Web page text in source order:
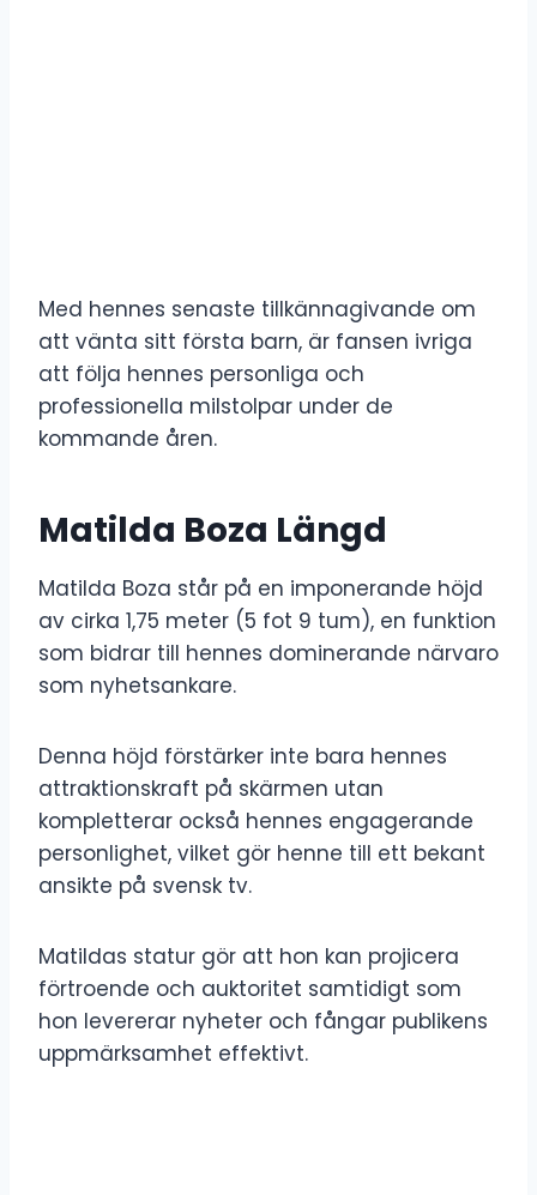
Med hennes senaste tillkännagivande om
att vänta sitt första barn, är fansen ivriga
att följa hennes personliga och
professionella milstolpar under de
kommande åren.
Matilda Boza Längd
Matilda Boza står på en imponerande höjd
av cirka 1,75 meter (5 fot 9 tum), en funktion
som bidrar till hennes dominerande närvaro
som nyhetsankare.
Denna höjd förstärker inte bara hennes
attraktionskraft på skärmen utan
kompletterar också hennes engagerande
personlighet, vilket gör henne till ett bekant
ansikte på svensk tv.
Matildas statur gör att hon kan projicera
förtroende och auktoritet samtidigt som
hon levererar nyheter och fångar publikens
uppmärksamhet effektivt.